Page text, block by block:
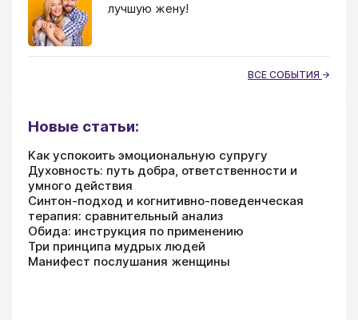
лучшую жену!
ВСЕ СОБЫТИЯ
Новые статьи:
Как успокоить эмоциональную супругу
Духовность: путь добра, ответственности и
умного действия
Синтон-подход и когнитивно-поведенческая
терапия: сравнительный анализ
Обида: инструкция по применению
Три принципа мудрых людей
Манифест послушания женщины